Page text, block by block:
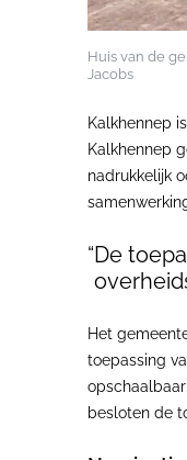
Huis van de
Jacobs
Kalkhennep
Kalkhennep
nadrukkelijk
De
Het
toepassing
besloten de